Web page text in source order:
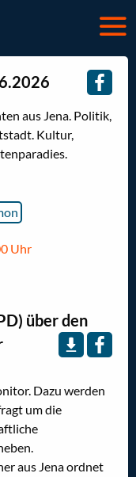
aus Jena. Politik,
Kultur,
Uhr
über den
Dazu werden
um die
aus Jena ordnet